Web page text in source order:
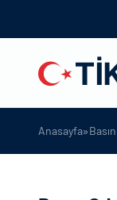
Anasayfa»